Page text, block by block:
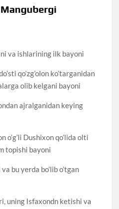
va ishlarining ilk bayoni
qo’zg’olon ko’targanidan
olib kelgani bayoni
ajralganidan keying
o’g’li Dushixon qo’lida olti
topishi bayoni
bu yerda bo’lib o’tgan
uning Isfaxondn ketishi va